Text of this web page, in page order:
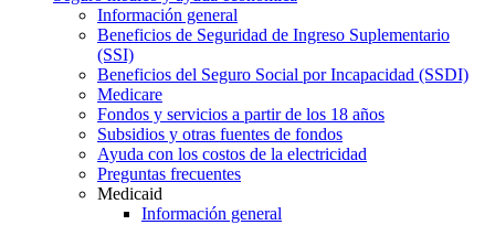
Información general
Beneficios de Seguridad de Ingreso Suplementario
(SSI)
Beneficios del Seguro Social por Incapacidad (SSDI)
Medicare
Fondos y servicios a partir de los 18 años
Subsidios y otras fuentes de fondos
Ayuda con los costos de la electricidad
Preguntas frecuentes
Medicaid
Información general